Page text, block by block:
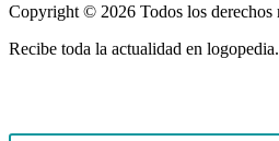
Copyright © 2026 Todos los derechos
Recibe toda la actualidad en logopedia.